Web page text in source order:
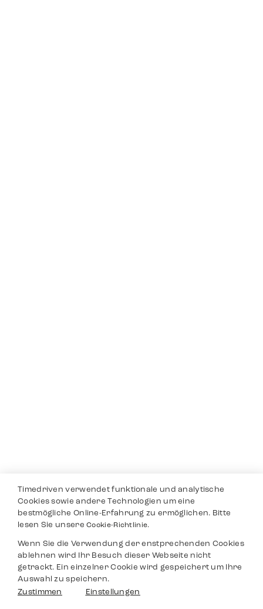
Timedriven verwendet funktionale und analytische
Cookies sowie andere Technologien um eine
bestmögliche Online-Erfahrung zu ermöglichen. Bitte
lesen Sie unsereCookie-Richtlinie.
Wenn Sie die Verwendung der enstprechenden Cookies
ablehnen wird Ihr Besuch dieser Webseite nicht
getrackt. Ein einzelner Cookie wird gespeichert um Ihre
Auswahl zu speichern.
Zustimmen
Einstellungen